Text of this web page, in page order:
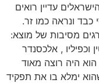
ליום-הולדתו ה-20, רוב הישראלים עדיין רואים
ונראה כמו זר.
מסיבות של מוצא:
וכפיליו , אלכסנדר
הוא היה רוצה מאוד
ימלא בו את תפקיד